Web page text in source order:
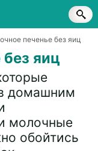
печенье без яиц
без яиц
домашним
молочные
обойтись